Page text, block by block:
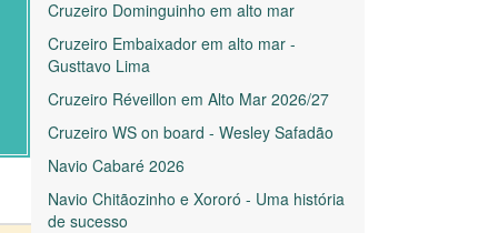
Cruzeiro Dominguinho em alto mar
Cruzeiro Embaixador em alto mar -
Gusttavo Lima
Cruzeiro Réveillon em Alto Mar 2026/27
Cruzeiro WS on board - Wesley Safadão
Navio Cabaré 2026
Navio Chitãozinho e Xororó - Uma história
de sucesso